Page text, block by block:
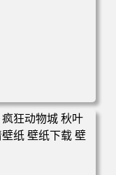
》4k壁纸 3840x2
全